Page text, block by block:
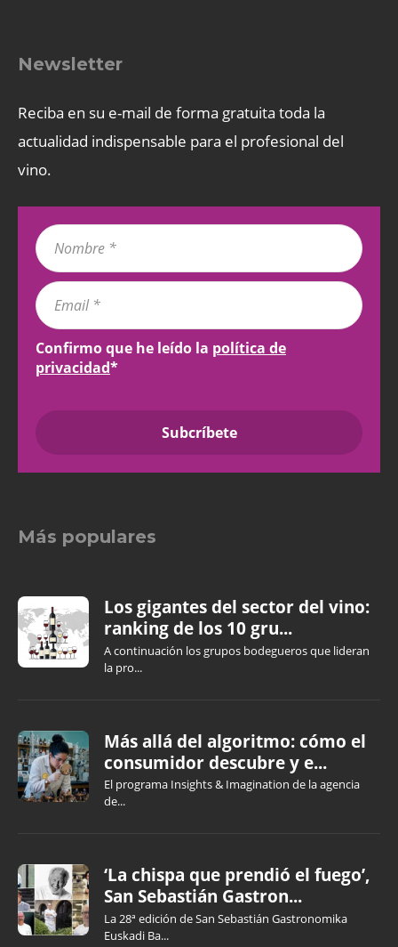
Newsletter
Reciba en su e-mail de forma gratuita toda la
actualidad indispensable para el profesional del
vino.
Confirmo que he leído la política de
privacidad*
Más populares
Los gigantes del sector del vino:
ranking de los 10 gru...
A continuación los grupos bodegueros que lideran
la pro...
Más allá del algoritmo: cómo el
consumidor descubre y e...
El programa Insights & Imagination de la agencia
de...
‘La chispa que prendió el fuego’,
San Sebastián Gastron...
La 28ª edición de San Sebastián Gastronomika
Euskadi Ba...